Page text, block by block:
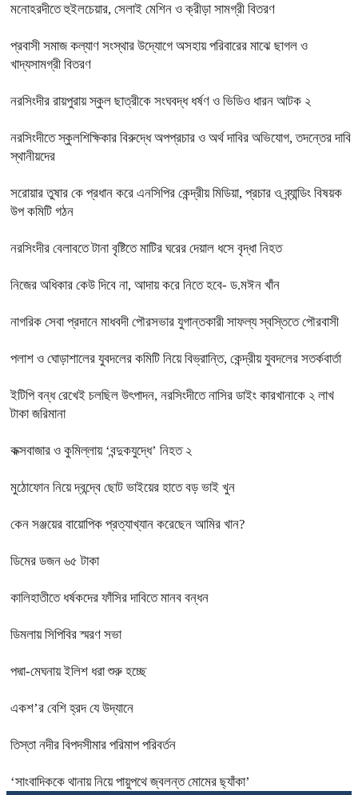
মনোহরদীতে হুইলচেয়ার, সেলাই মেশিন ও ক্রীড়া সামগ্রী বিতরণ
প্রবাসী সমাজ কল্যাণ সংস্থার উদ্যোগে অসহায় পরিবারের মাঝে ছাগল ও
খাদ্যসামগ্রী বিতরণ
নরসিংদীর রায়পুরায় স্কুল ছাত্রীকে সংঘবদ্ধ ধর্ষণ ও ভিডিও ধারন আটক ২
নরসিংদীতে স্কুলশিক্ষিকার বিরুদ্ধে অপপ্রচার ও অর্থ দাবির অভিযোগ, তদন্তের দাবি
স্থানীয়দের
সরোয়ার তুষার কে প্রধান করে এনসিপির কেন্দ্রীয় মিডিয়া, প্রচার ও ব্র্যান্ডিং বিষয়ক
উপ কমিটি গঠন
নরসিংদীর বেলাবতে টানা বৃষ্টিতে মাটির ঘরের দেয়াল ধসে বৃদ্ধা নিহত
নিজের অধিকার কেউ দিবে না, আদায় করে নিতে হবে- ড.মঈন খাঁন
নাগরিক সেবা প্রদানে মাধবদী পৌরসভার যুগান্তকারী সাফল্য স্বস্তিতে পৌরবাসী
পলাশ ও ঘোড়াশালের যুবদলের কমিটি নিয়ে বিভ্রান্তি, কেন্দ্রীয় যুবদলের সতর্কবার্তা
ইটিপি বন্ধ রেখেই চলছিল উৎপাদন, নরসিংদীতে নাসির ডাইং কারখানাকে ২ লাখ
টাকা জরিমানা
কক্সবাজার ও কুমিল্লায় ‘বন্দুকযুদ্ধে’ নিহত ২
মুঠোফোন নিয়ে দ্বন্দ্বে ছোট ভাইয়ের হাতে বড় ভাই খুন
কেন সঞ্জয়ের বায়োপিক প্রত্যাখ্যান করেছেন আমির খান?
ডিমের ডজন ৬৫ টাকা
কালিহাতীতে ধর্ষকদের ফাঁসির দাবিতে মানব বন্ধন
ডিমলায় সিপিবির স্মরণ সভা
পদ্মা-মেঘনায় ইলিশ ধরা শুরু হচ্ছে
একশ’র বেশি হ্রদ যে উদ্যানে
তিস্তা নদীর বিপদসীমার পরিমাপ পরিবর্তন
‘সাংবাদিককে থানায় নিয়ে পায়ুপথে জ্বলন্ত মোমের ছ্যাঁকা’